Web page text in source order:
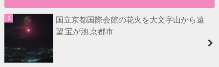
国立京都国際会館の花火を大文字山から遠
望 宝が池 京都市